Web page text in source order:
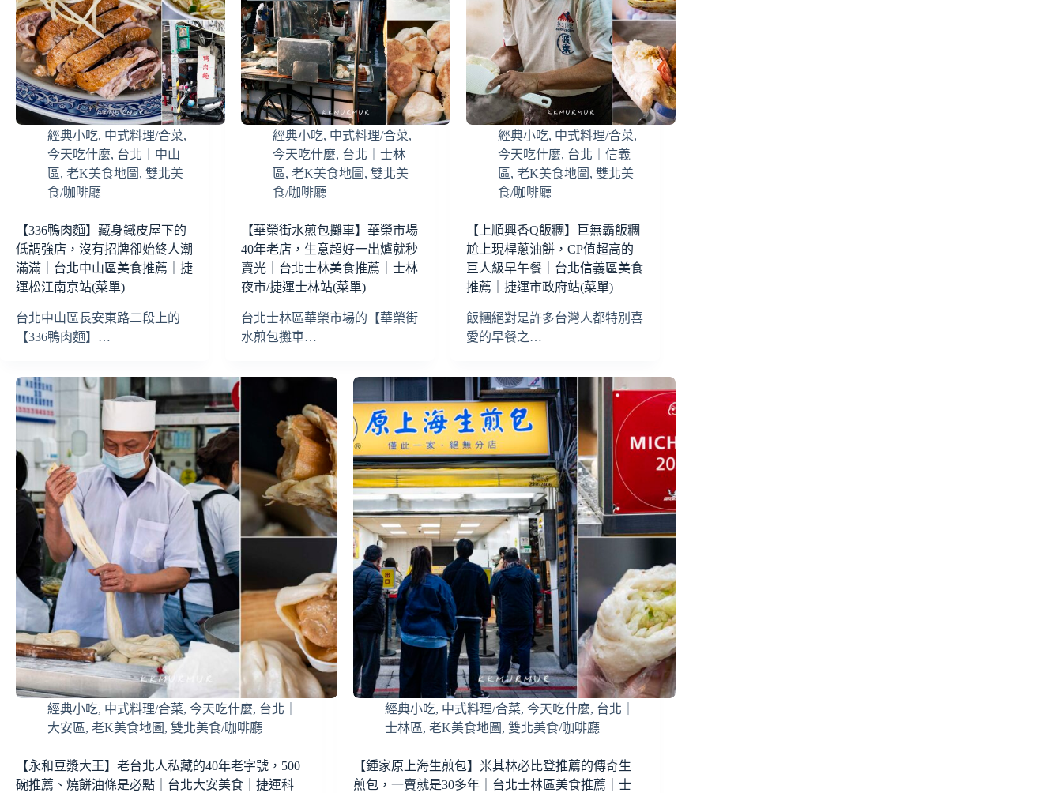
經典小吃, 中式料理/合菜,
今天吃什麼, 台北｜中山
區, 老K美食地圖 , 雙北美
食/咖啡廳
【336鴨肉麵】藏身鐵皮屋下的
低調強店，沒有招牌卻始終人潮
滿滿｜台北中山區美食推薦｜捷
運松江南京站(菜單)
台北中山區長安東路二段上的
【336鴨肉麵】…
經典小吃, 中式料理/合菜,
今天吃什麼, 台北｜士林
區, 老K美食地圖 , 雙北美
食/咖啡廳
【華榮街水煎包攤車】華榮市場
40年老店，生意超好一出爐就秒
賣光｜台北士林美食推薦｜士林
夜市/捷運士林站(菜單)
台北士林區華榮市場的【華榮街
水煎包攤車…
經典小吃, 中式料理/合菜,
今天吃什麼, 台北｜信義
區, 老K美食地圖 , 雙北美
食/咖啡廳
【上順興香Q飯糰】巨無霸飯糰
尬上現桿蔥油餅，CP值超高的
巨人級早午餐｜台北信義區美食
推薦｜捷運市政府站(菜單)
飯糰絕對是許多台灣人都特別喜
愛的早餐之…
經典小吃, 中式料理/合菜, 今天吃什麼, 台北｜
大安區, 老K美食地圖 , 雙北美食/咖啡廳
【永和豆漿大王】老台北人私藏的40年老字號，500
碗推薦、燒餅油條是必點｜台北大安美食｜捷運科
經典小吃, 中式料理/合菜,今天吃什麼, 台北｜
士林區,老K美食地圖 ,雙北美食/咖啡廳
【鍾家原上海生煎包】米其林必比登推薦的傳奇生
煎包，一賣就是30多年｜台北士林區美食推薦｜士